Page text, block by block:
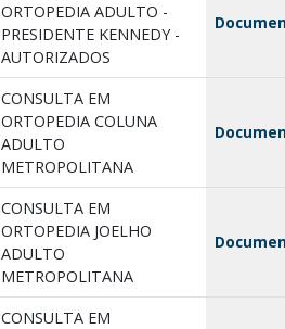
ORTOPEDIA ADULTO -
PRESIDENTE KENNEDY -
AUTORIZADOS
CONSULTA EM
ORTOPEDIA COLUNA
ADULTO
METROPOLITANA
CONSULTA EM
ORTOPEDIA JOELHO
ADULTO
METROPOLITANA
CONSULTA EM